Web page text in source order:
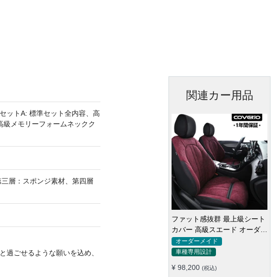
ットA: 標準セット全内容、高
メモリーフォームネックク
層：スポンジ素材、第四層
ごせるような願いを込め、
関連カー用品
ファット感抜群 最上級シート
カバー 高級スエード オーダー
メイド防水仕様 全席セット
オーダーメイド
車種専用設計
¥ 98,200 (税込)